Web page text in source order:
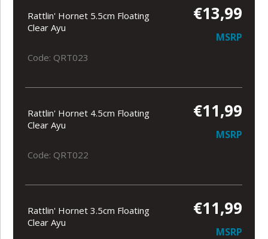
Rattlin' Hornet 5.5cm Floating
Clear Ayu
€13,99
MSRP
Code: QRT023
Rattlin' Hornet 4.5cm Floating
Clear Ayu
€11,99
MSRP
Code: QRT022
Rattlin' Hornet 3.5cm Floating
Clear Ayu
€11,99
MSRP